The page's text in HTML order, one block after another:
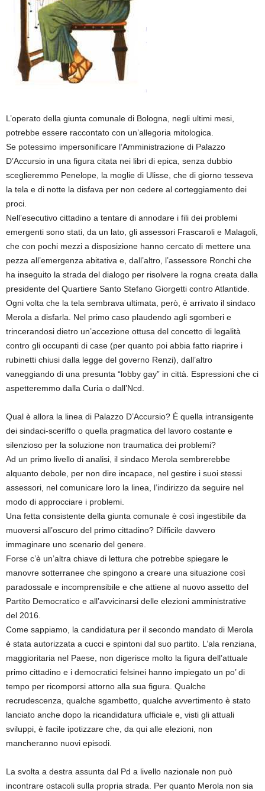
L’operato della giunta comunale di Bologna, negli ultimi mesi,
potrebbe essere raccontato con un’allegoria mitologica.
Se potessimo impersonificare l’Amministrazione di Palazzo
D’Accursio in una figura citata nei libri di epica, senza dubbio
sceglieremmo Penelope, la moglie di Ulisse, che di giorno tesseva
la tela e di notte la disfava per non cedere al corteggiamento dei
proci.
Nell’esecutivo cittadino a tentare di annodare i fili dei problemi
emergenti sono stati, da un lato, gli assessori Frascaroli e Malagoli,
che con pochi mezzi a disposizione hanno cercato di mettere una
pezza all’emergenza abitativa e, dall’altro, l’assessore Ronchi che
ha inseguito la strada del dialogo per risolvere la rogna creata dalla
presidente del Quartiere Santo Stefano Giorgetti contro Atlantide.
Ogni volta che la tela sembrava ultimata, però, è arrivato il sindaco
Merola a disfarla. Nel primo caso plaudendo agli sgomberi e
trincerandosi dietro un’accezione ottusa del concetto di legalità
contro gli occupanti di case (per quanto poi abbia fatto riaprire i
rubinetti chiusi dalla legge del governo Renzi), dall’altro
vaneggiando di una presunta “lobby gay” in città. Espressioni che ci
aspetteremmo dalla Curia o dall’Ncd.
Qual è allora la linea di Palazzo D’Accursio? È quella intransigente
dei sindaci-sceriffo o quella pragmatica del lavoro costante e
silenzioso per la soluzione non traumatica dei problemi?
Ad un primo livello di analisi, il sindaco Merola sembrerebbe
alquanto debole, per non dire incapace, nel gestire i suoi stessi
assessori, nel comunicare loro la linea, l’indirizzo da seguire nel
modo di approcciare i problemi.
Una fetta consistente della giunta comunale è così ingestibile da
muoversi all’oscuro del primo cittadino? Difficile davvero
immaginare uno scenario del genere.
Forse c’è un’altra chiave di lettura che potrebbe spiegare le
manovre sotterranee che spingono a creare una situazione così
paradossale e incomprensibile e che attiene al nuovo assetto del
Partito Democratico e all’avvicinarsi delle elezioni amministrative
del 2016.
Come sappiamo, la candidatura per il secondo mandato di Merola
è stata autorizzata a cucci e spintoni dal suo partito. L’ala renziana,
maggioritaria nel Paese, non digerisce molto la figura dell’attuale
primo cittadino e i democratici felsinei hanno impiegato un po’ di
tempo per ricomporsi attorno alla sua figura. Qualche
recrudescenza, qualche sgambetto, qualche avvertimento è stato
lanciato anche dopo la ricandidatura ufficiale e, visti gli attuali
sviluppi, è facile ipotizzare che, da qui alle elezioni, non
mancheranno nuovi episodi.
La svolta a destra assunta dal Pd a livello nazionale non può
incontrare ostacoli sulla propria strada. Per quanto Merola non sia